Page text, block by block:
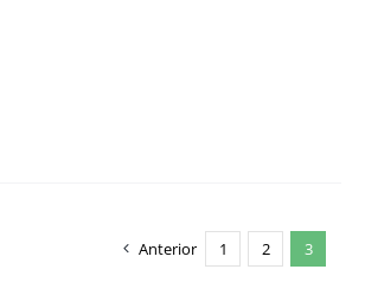
Anterior 1 2 3